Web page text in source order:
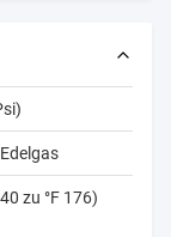
zu °F 176)